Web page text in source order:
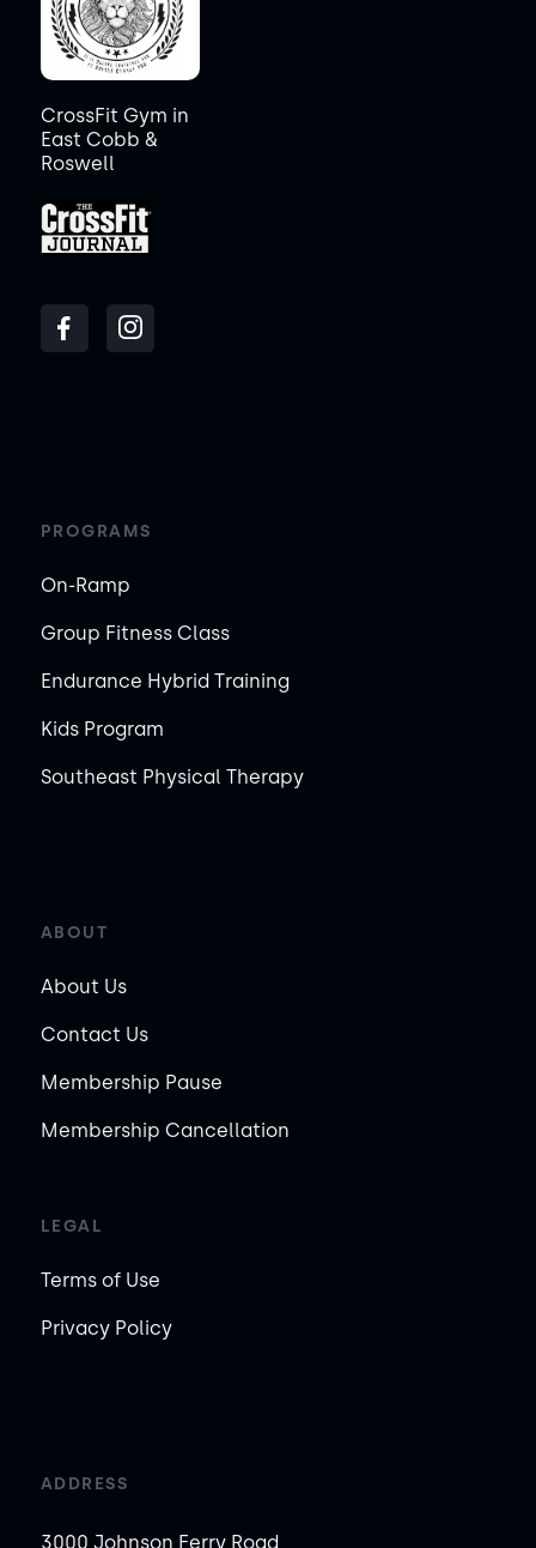
CrossFit Gym in
East Cobb &
Roswell
PROGRAMS
On-Ramp
Group Fitness Class
Endurance Hybrid Training
Kids Program
Southeast Physical Therapy
ABOUT
About Us
Contact Us
Membership Pause
Membership Cancellation
LEGAL
Terms of Use
Privacy Policy
ADDRESS
3000 Johnson Ferry Road